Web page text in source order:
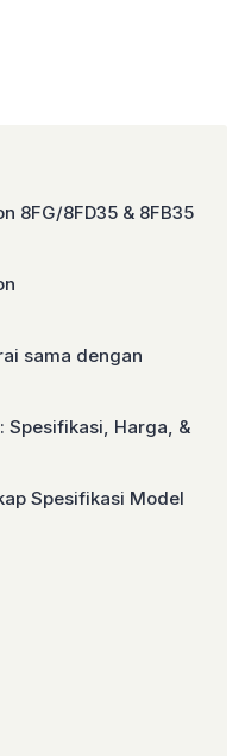
8FG/8FD35 & 8FB35
sama dengan
Spesifikasi, Harga, &
Spesifikasi Model